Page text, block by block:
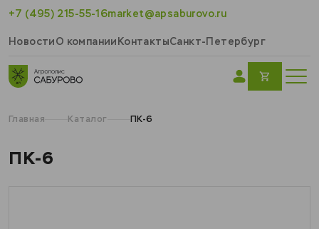
НовостиО компании КонтактыСанкт-Петербург
+7 (495) 215-55-16market@apsaburovo.ru
Главная Каталог ПК-6
ПК-6